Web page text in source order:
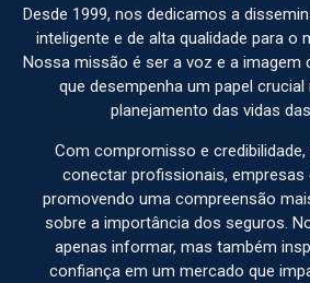
Desde 1999, nos dedicamos a
inteligente e de alta qualidade para o
Nossa missão é ser a voz e a imagem
que desempenha um papel
planejamento das vidas
Com compromisso e
conectar profissionais, empresas
promovendo uma compreensão
sobre a importância dos seguros.
apenas informar, mas também
confiança em um mercado que